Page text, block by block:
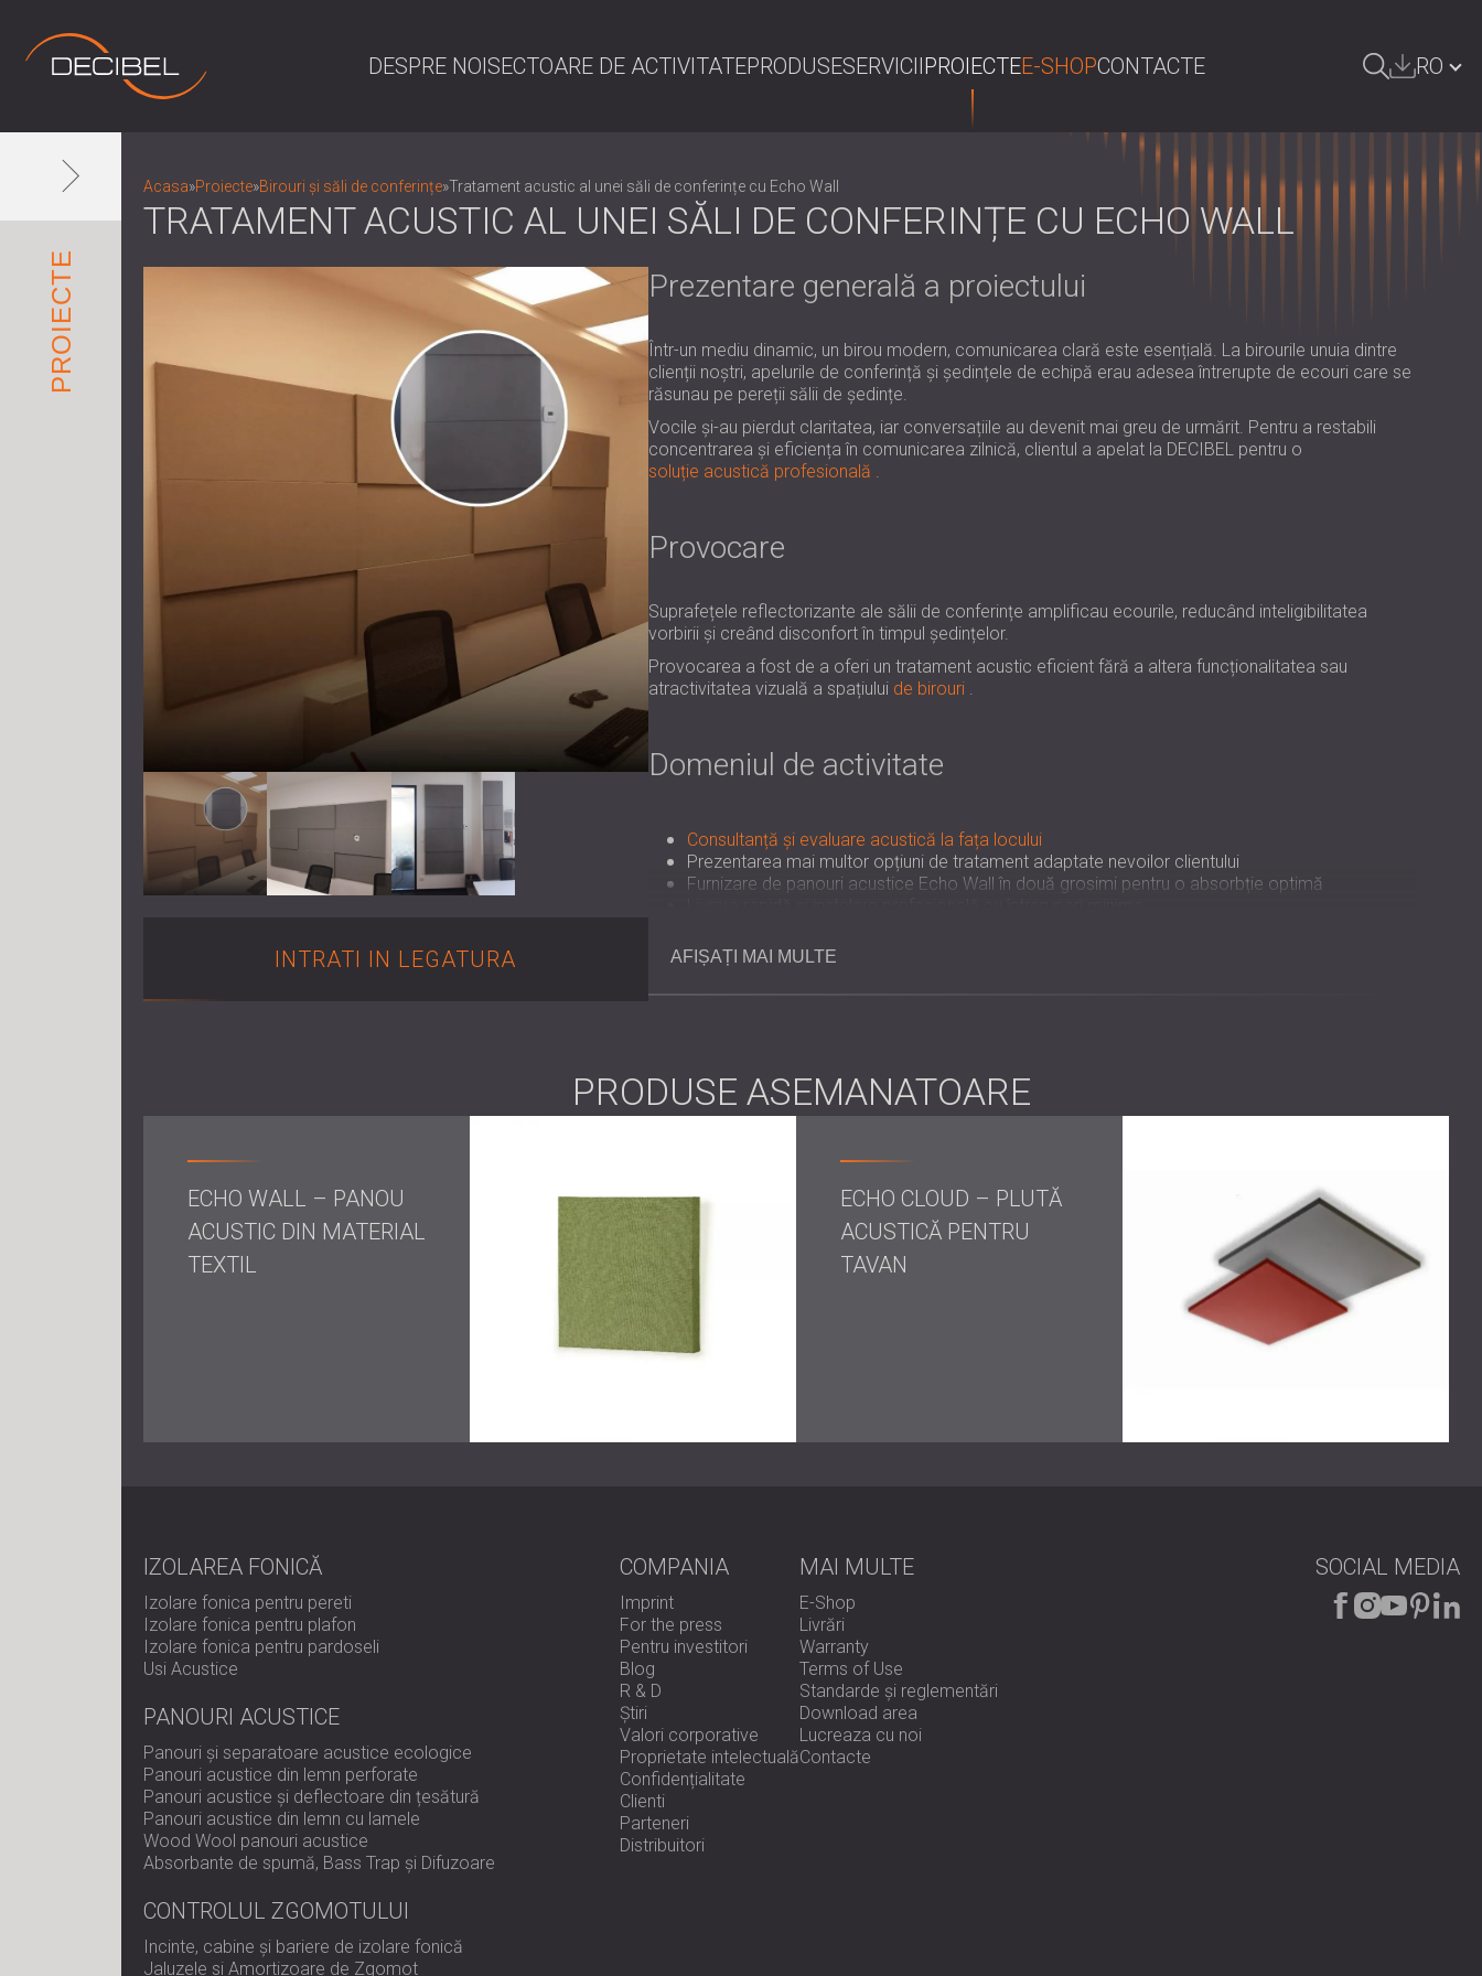
DESPRE NOISECTOARE DE ACTIVITATEPRODUSESERVICIIPROIECTEE-SHOPCONTACTE RO
DEUTSCHLAND | DE
POLAND | PL
РОССИЯ | RU
PROIECTE
Acasa»Proiecte»Birouri și săli de conferințe»Tratament acustic al unei săli de conferințe cu Echo Wall
TRATAMENT ACUSTIC AL UNEI SĂLI DE CONFERINȚE CU ECHO WALL
INTRATI IN LEGATURA
Prezentare generală a proiectului
Într-un mediu dinamic, un birou modern, comunicarea clară este esențială. La birourile unuia dintre
clienții noștri, apelurile de conferință și ședințele de echipă erau adesea întrerupte de ecouri care se
răsunau pe pereții sălii de ședințe.
Vocile și-au pierdut claritatea, iar conversațiile au devenit mai greu de urmărit. Pentru a restabili
concentrarea și eficiența în comunicarea zilnică, clientul a apelat la DECIBEL pentru o
soluție acustică profesională .
Provocare
Suprafețele reflectorizante ale sălii de conferințe amplificau ecourile, reducând inteligibilitatea
vorbirii și creând disconfort în timpul ședințelor.
Provocarea a fost de a oferi un tratament acustic eficient fără a altera funcționalitatea sau
atractivitatea vizuală a spațiului de birouri.
Domeniul de activitate
Consultanță și evaluare acustică la fața locului
Prezentarea mai multor opțiuni de tratament adaptate nevoilor clientului
Furnizare de panouri acustice Echo Wall în două grosimi pentru o absorbție optimă
Panourile au fost amplasate cu grijă pentru a echilibra performanța acustică cu designul interior
existent.
Rezultat
Sala de conferințe a fost transformată într-un spațiu cu claritate și confort îmbunătățite. Ședințele și
apelurile au loc acum fără ecou, sporind atât productivitatea, cât și experiența utilizatorului.
Clientul a fost foarte mulțumit de procesul rapid de instalare și continuă să utilizeze zilnic încăperea,
având condiții acustice îmbunătățite.
AFIȘAȚI MAI MULTE
PRODUSE ASEMANATOARE
ECHO WALL – PANOU
ACUSTIC DIN MATERIAL
TEXTIL
ECHO CLOUD – PLUTĂ
ACUSTICĂ PENTRU
TAVAN
IZOLAREA FONICĂ
Izolare fonica pentru pereti
Izolare fonica pentru plafon
Izolare fonica pentru pardoseli
Usi Acustice
PANOURI ACUSTICE
Panouri și separatoare acustice ecologice
Panouri acustice din lemn perforate
Panouri acustice și deflectoare din țesătură
Panouri acustice din lemn cu lamele
Wood Wool panouri acustice
Absorbante de spumă, Bass Trap și Difuzoare
CONTROLUL ZGOMOTULUI
Incinte, cabine și bariere de izolare fonică
Jaluzele si Amortizoare de Zgomot
COMPANIA
Imprint
For the press
Pentru investitori
Blog
R & D
Știri
Valori corporative
Proprietate intelectuală
Confidențialitate
Clienti
Parteneri
Distribuitori
MAI MULTE
E-Shop
Livrări
Warranty
Terms of Use
Standarde și reglementări
Download area
Lucreaza cu noi
Contacte
SOCIAL MEDIA